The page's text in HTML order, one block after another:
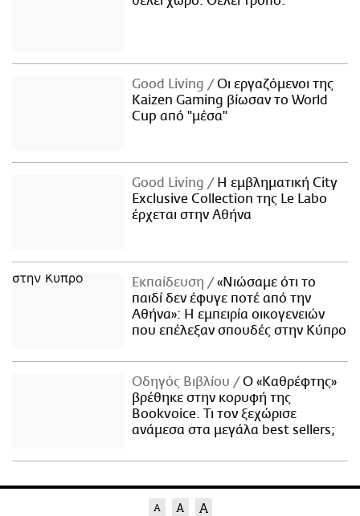
Good Living
Οι εργαζόμενοι της
Kaizen Gaming βίωσαν το World
Cup από "μέσα"
Good Living
Η εμβληματική City
Exclusive Collection της Le Labo
έρχεται στην Αθήνα
Εκπαίδευση
«Νιώσαμε ότι το
παιδί δεν έφυγε ποτέ από την
Αθήνα»: Η εμπειρία οικογενειών
που επέλεξαν σπουδές στην Κύπρο
Οδηγός Βιβλίου
Ο «Καθρέφτης»
βρέθηκε στην κορυφή της
Bookvoice. Τι τον ξεχώρισε
ανάμεσα στα μεγάλα best sellers;